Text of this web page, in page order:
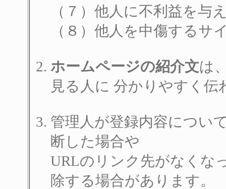
（７）他人に不利益を与
（８）他人を中傷するサ
ホームページの紹介文は
見る人に 分かりやすく
管理人が登録内容につい
断した場合や
URLのリンク先がなくな
除する場合があります。